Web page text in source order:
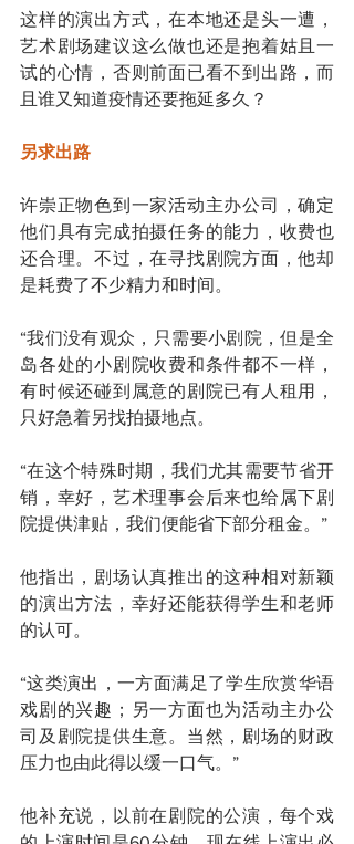
这样的演出方式，在本地还是头一遭，
艺术剧场建议这么做也还是抱着姑且一
试的心情，否则前面已看不到出路，而
且谁又知道疫情还要拖延多久？
另求出路
许崇正物色到一家活动主办公司，确定
他们具有完成拍摄任务的能力，收费也
还合理。不过，在寻找剧院方面，他却
是耗费了不少精力和时间。
“我们没有观众，只需要小剧院，但是全
岛各处的小剧院收费和条件都不一样，
有时候还碰到属意的剧院已有人租用，
只好急着另找拍摄地点。
“在这个特殊时期，我们尤其需要节省开
销，幸好，艺术理事会后来也给属下剧
院提供津贴，我们便能省下部分租金。”
他指出，剧场认真推出的这种相对新颖
的演出方法，幸好还能获得学生和老师
的认可。
“这类演出，一方面满足了学生欣赏华语
戏剧的兴趣；另一方面也为活动主办公
司及剧院提供生意。当然，剧场的财政
压力也由此得以缓一口气。”
他补充说，以前在剧院的公演，每个戏